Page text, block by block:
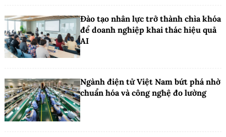
Đào tạo nhân lực trở thành chìa khóa
để doanh nghiệp khai thác hiệu quả
AI
Ngành điện tử Việt Nam bứt phá nhờ
chuẩn hóa và công nghệ đo lường